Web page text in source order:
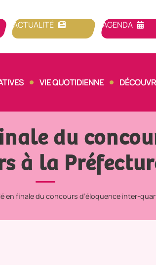
ACTUALITÉ AGENDA
VIE QUOTIDIENNE
du
à la
en finale du concours d’éloquence inter-